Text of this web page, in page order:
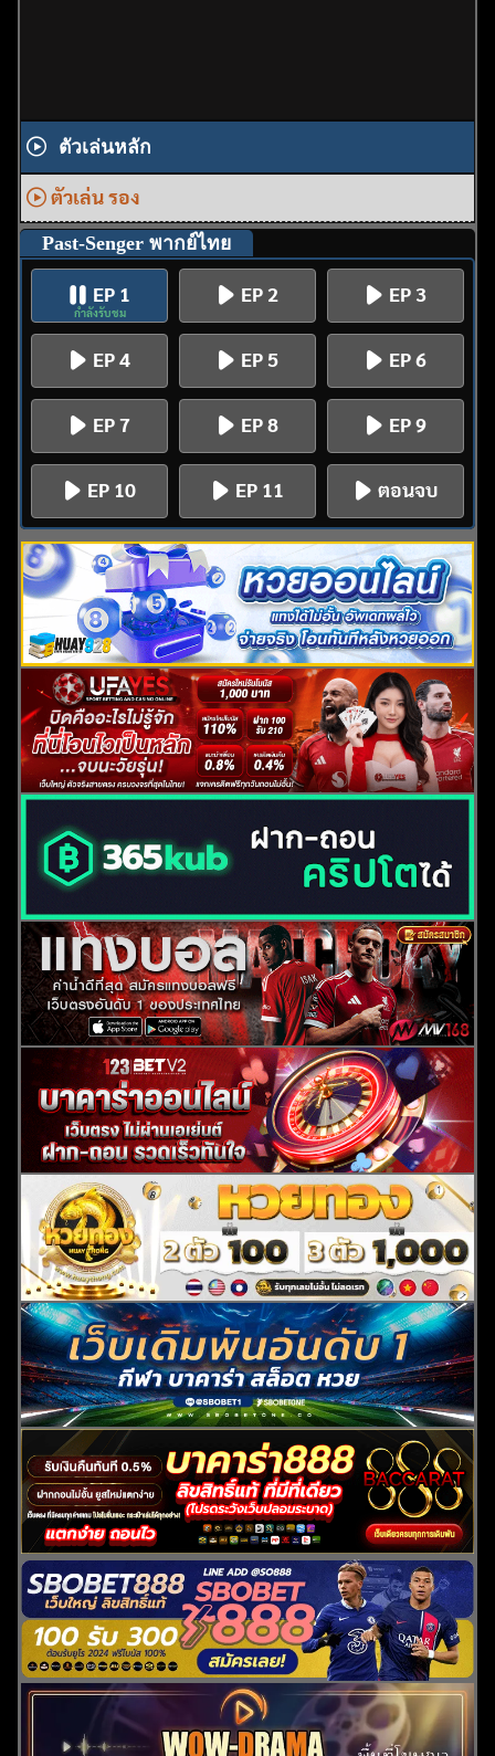
ค้นหา
สำหรับ:
ตัวเล่นหลัก
ตัวเล่น รอง
Past-Senger พากย์ไทย
EP 1
กำลังรับชม
EP 2 EP 3
EP 4 EP 5 EP 6
EP 7 EP 8 EP 9
EP 10 EP 11 ตอนจบ